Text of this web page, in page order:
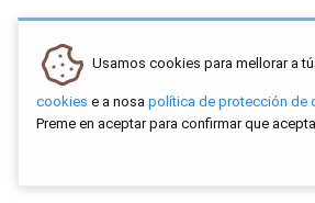
Usamos cookies para mellorar a
cookies e a nosa política de protección de
Preme en aceptar para confirmar que